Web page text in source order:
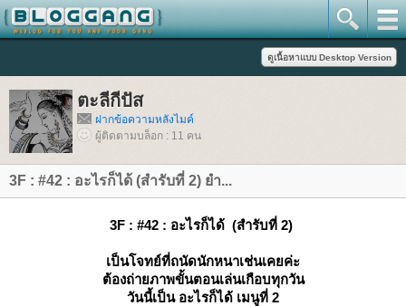
ตะลีกีปัส
ฝากข้อความหลังไมค์
ผู้ติดตามบล็อก : 11 คน
3F : #42 : อะไรก็ได้ (สำรับที่ 2) ยำ...
3F : #42 : อะไรก็ได้ (สำรับที่ 2)
เป็นโจทย์ที่ถนัดนักหนาเช่นเคยค่ะ
ต้องถ่ายภาพขั้นตอนเล่นเกือบทุกวัน
วันนี้เป็น อะไรก็ได้ เมนูที่ 2